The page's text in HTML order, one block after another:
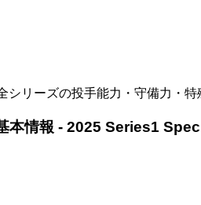
シリーズの投手能力・守備力・
本情報 - 2025 Series1